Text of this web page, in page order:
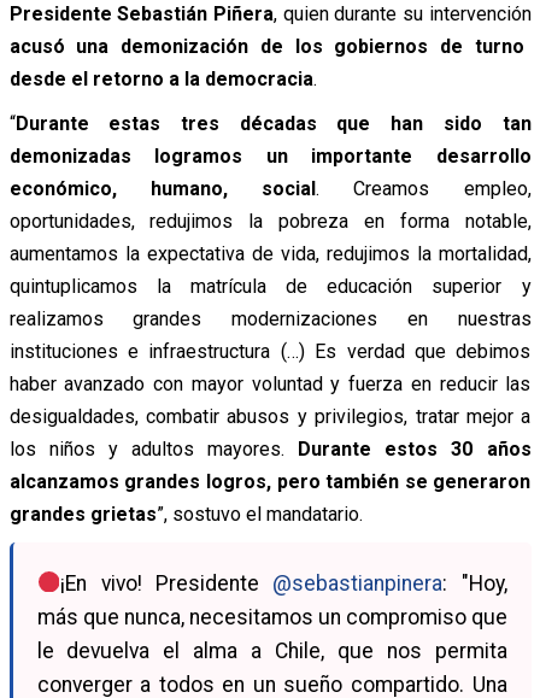
Presidente Sebastián Piñera, quien durante su intervención
acusó una demonización de los gobiernos de turno
desde el retorno a la democracia.
“Durante estas tres décadas que han sido tan
demonizadas logramos un importante desarrollo
económico, humano, social. Creamos empleo,
oportunidades, redujimos la pobreza en forma notable,
aumentamos la expectativa de vida, redujimos la mortalidad,
quintuplicamos la matrícula de educación superior y
realizamos grandes modernizaciones en nuestras
instituciones e infraestructura (…) Es verdad que debimos
haber avanzado con mayor voluntad y fuerza en reducir las
desigualdades, combatir abusos y privilegios, tratar mejor a
los niños y adultos mayores. Durante estos 30 años
alcanzamos grandes logros, pero también se generaron
grandes grietas”, sostuvo el mandatario.
¡En vivo! Presidente @sebastianpinera: "Hoy,
más que nunca, necesitamos un compromiso que
le devuelva el alma a Chile, que nos permita
converger a todos en un sueño compartido. Una